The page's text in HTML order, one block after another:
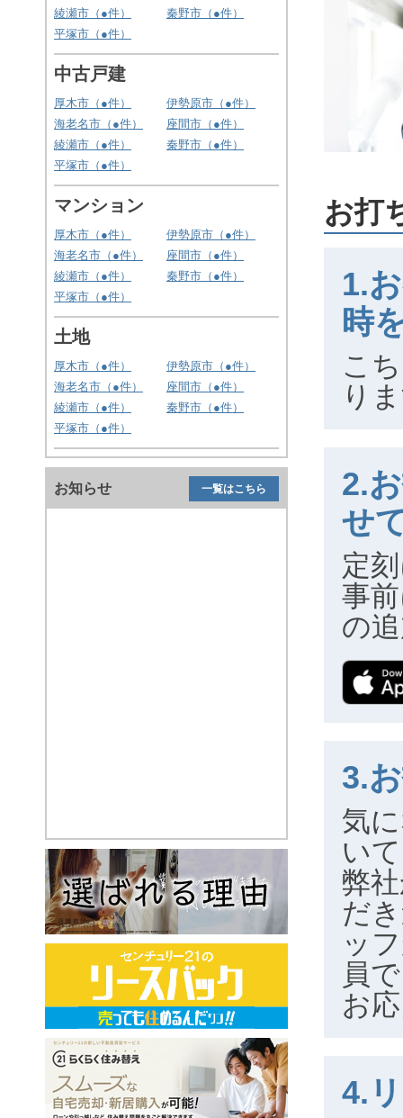
綾瀬市（ ●件） 秦野市（ ●件）
平塚市（ ●件）
中古戸建
厚木市（ ●件） 伊勢原市（ ●件）
海老名市（ ●件） 座間市（ ●件）
綾瀬市（ ●件） 秦野市（ ●件）
平塚市（ ●件）
マンション
厚木市（ ●件） 伊勢原市（ ●件）
海老名市（ ●件） 座間市（ ●件）
綾瀬市（ ●件） 秦野市（ ●件）
平塚市（ ●件）
土地
厚木市（ ●件） 伊勢原市（ ●件）
海老名市（ ●件） 座間市（ ●件）
綾瀬市（ ●件） 秦野市（ ●件）
平塚市（ ●件）
お知らせ 一覧はこちら
お打
1.
時
こ
り
2.
せ
定
事
の
3.
気
い
弊
だ
ッ
員
お
4.